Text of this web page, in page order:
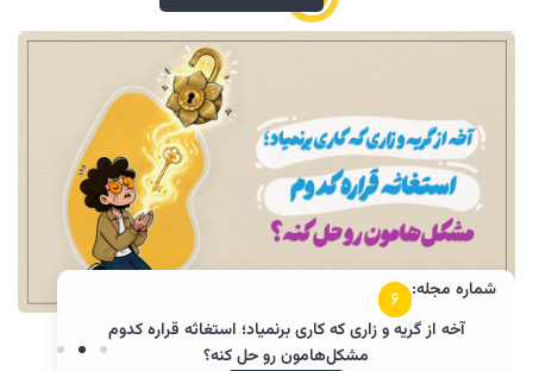
شماره مجله: 5
استغاثه به چه مدلی از دعا کردن میگن؟! چرا باید فرق دعا و
استغاثه رو بدونم؟